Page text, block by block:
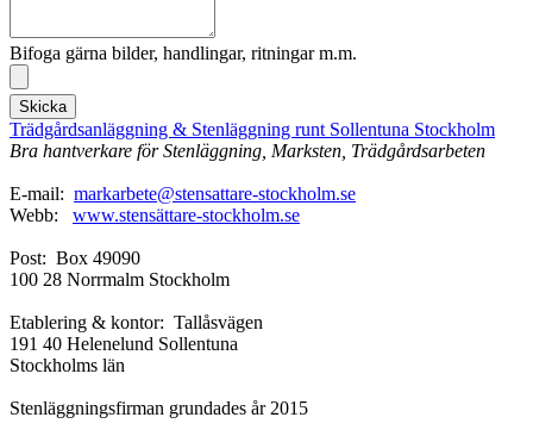
Bifoga gärna bilder, handlingar, ritningar m.m.
Skicka
Trädgårdsanläggning & Stenläggning runt Sollentuna Stockholm
Bra hantverkare för Stenläggning, Marksten, Trädgårdsarbeten
E-mail: markarbete@stensattare-stockholm.se
Webb: www.stensättare-stockholm.se
Post: Box 49090
100 28 Norrmalm Stockholm
Etablering & kontor: Tallåsvägen
191 40 Helenelund Sollentuna
Stockholms län
Stenläggningsfirman grundades år 2015